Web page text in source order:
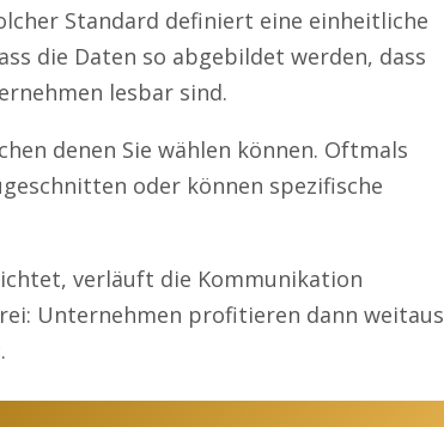
Standard definiert eine einheitliche
die Daten so abgebildet werden, dass
lesbar sind.
denen Sie wählen können. Oftmals
oder können spezifische
verläuft die Kommunikation
Unternehmen profitieren dann weitaus